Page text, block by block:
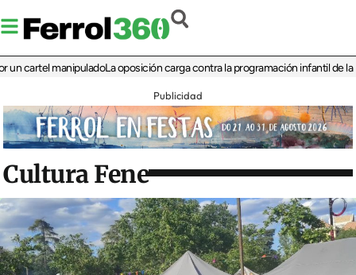
manipuladoLa oposición carga contra la programación infantil de la Feria
Publicidad
Cultura Fene